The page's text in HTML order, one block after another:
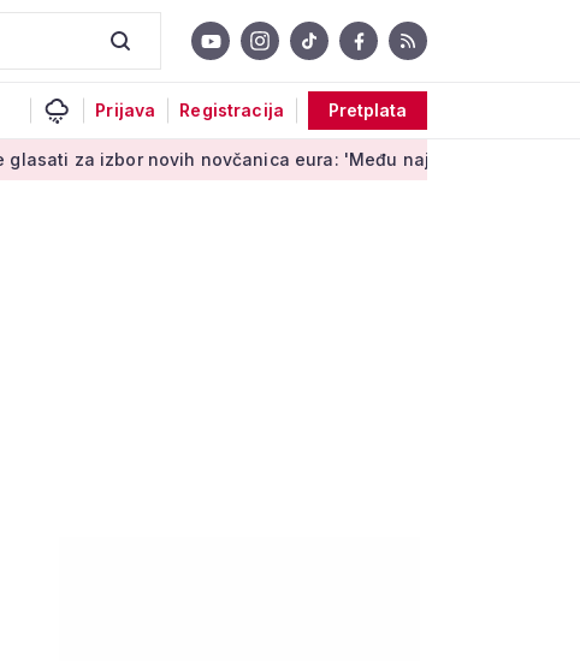
Prijava Registracija Pretplata
izbor novih novčanica eura: 'Među najopipljivijim su izrazima